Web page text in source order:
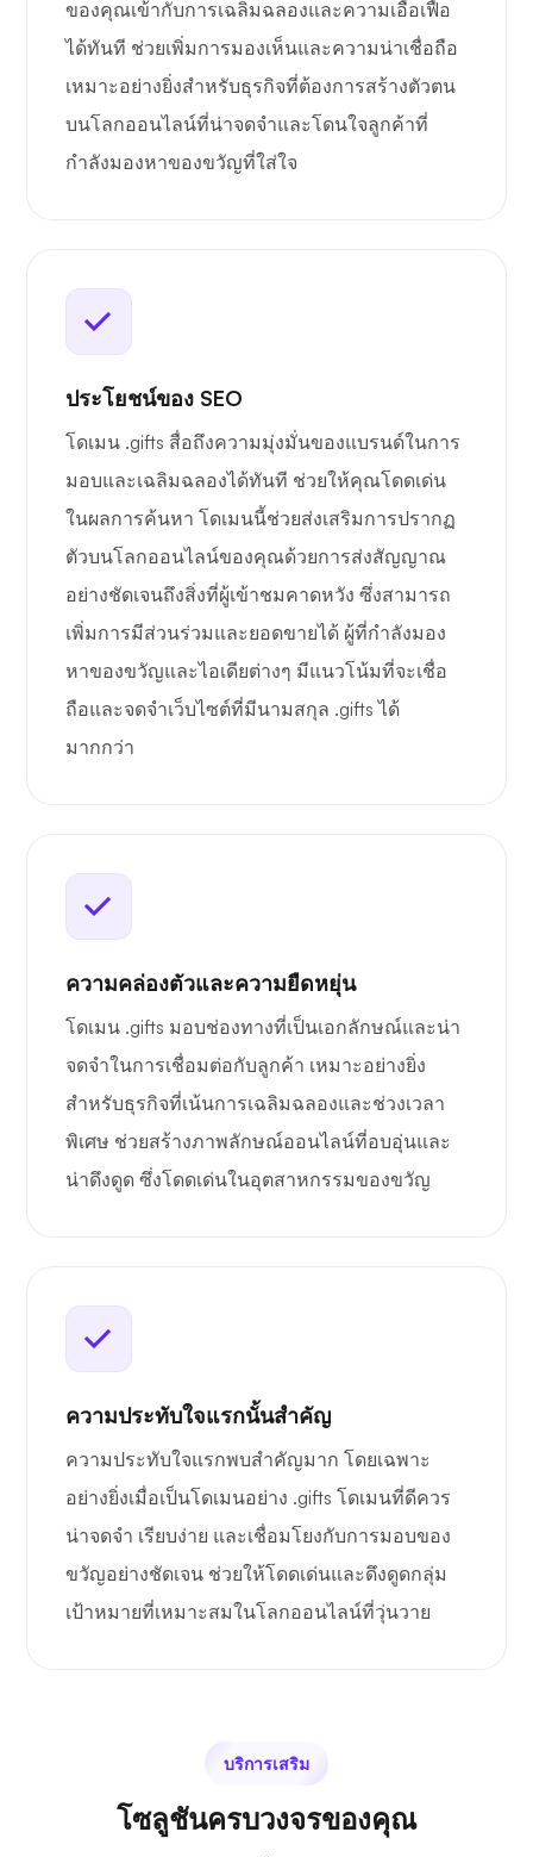
ของคุณเข้ากับการเฉลิมฉลองและความเอื้อเฟื้อ
ได้ทันที ช่วยเพิ่มการมองเห็นและความน่าเชื่อถือ
เหมาะอย่างยิ่งสำหรับธุรกิจที่ต้องการสร้างตัวตน
บนโลกออนไลน์ที่น่าจดจำและโดนใจลูกค้าที่
กำลังมองหาของขวัญที่ใส่ใจ
ประโยชน์ของ SEO
โดเมน .gifts สื่อถึงความมุ่งมั่นของแบรนด์ในการ
มอบและเฉลิมฉลองได้ทันที ช่วยให้คุณโดดเด่น
ในผลการค้นหา โดเมนนี้ช่วยส่งเสริมการปรากฏ
ตัวบนโลกออนไลน์ของคุณด้วยการส่งสัญญาณ
อย่างชัดเจนถึงสิ่งที่ผู้เข้าชมคาดหวัง ซึ่งสามารถ
เพิ่มการมีส่วนร่วมและยอดขายได้ ผู้ที่กำลังมอง
หาของขวัญและไอเดียต่างๆ มีแนวโน้มที่จะเชื่อ
ถือและจดจำเว็บไซต์ที่มีนามสกุล .gifts ได้
มากกว่า
ความคล่องตัวและความยืดหยุ่น
โดเมน .gifts มอบช่องทางที่เป็นเอกลักษณ์และน่า
จดจำในการเชื่อมต่อกับลูกค้า เหมาะอย่างยิ่ง
สำหรับธุรกิจที่เน้นการเฉลิมฉลองและช่วงเวลา
พิเศษ ช่วยสร้างภาพลักษณ์ออนไลน์ที่อบอุ่นและ
น่าดึงดูด ซึ่งโดดเด่นในอุตสาหกรรมของขวัญ
ความประทับใจแรกนั้นสำคัญ
ความประทับใจแรกพบสำคัญมาก โดยเฉพาะ
อย่างยิ่งเมื่อเป็นโดเมนอย่าง .gifts โดเมนที่ดีควร
น่าจดจำ เรียบง่าย และเชื่อมโยงกับการมอบของ
ขวัญอย่างชัดเจน ช่วยให้โดดเด่นและดึงดูดกลุ่ม
เป้าหมายที่เหมาะสมในโลกออนไลน์ที่วุ่นวาย
บริการเสริม
โซลูชันครบวงจรของคุณ